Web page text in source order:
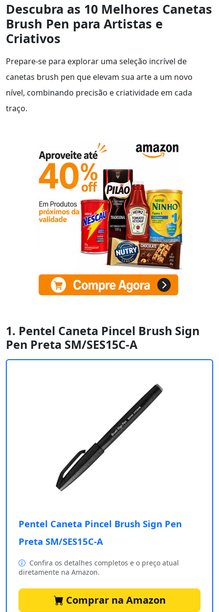
Descubra as 10 Melhores Canetas
Brush Pen para Artistas e
Criativos
Prepare-se para explorar uma seleção incrível de
canetas brush pen que elevam sua arte a um novo
nível, combinando precisão e criatividade em cada
traço.
1. Pentel Caneta Pincel Brush Sign
Pen Preta SM/SES15C-A
Pentel Caneta Pincel Brush Sign Pen
Preta SM/SES15C-A
Confira os detalhes completos e o preço atual
diretamente na Amazon.
Comprar na Amazon